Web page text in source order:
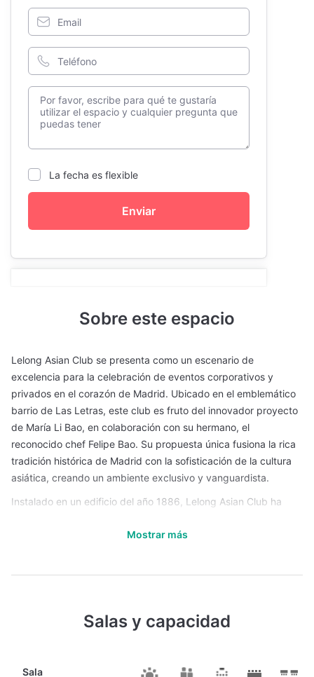
La fecha es flexible
Enviar
Sobre este espacio
Lelong Asian Club se presenta como un escenario de
excelencia para la celebración de eventos corporativos y
privados en el corazón de Madrid. Ubicado en el emblemático
barrio de Las Letras, este club es fruto del innovador proyecto
de María Li Bao, en colaboración con su hermano, el
reconocido chef Felipe Bao. Su propuesta única fusiona la rica
tradición histórica de Madrid con la sofisticación de la cultura
asiática, creando un ambiente exclusivo y vanguardista.
Instalado en un edificio del año 1886, Lelong Asian Club ha
interiorista Jean Porsche, preservando elementos originales
York de principios del siglo pasado.
Mostrar más
Salas y capacidad
Sala